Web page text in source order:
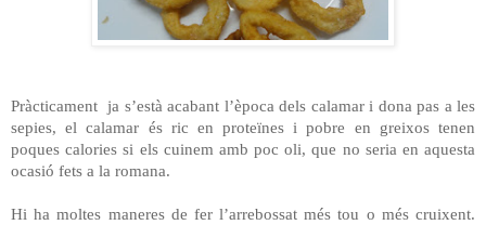
Pràcticament ja s’està acabant l’època dels calamar i dona pas a les
sepies, el calamar és ric en proteïnes i pobre en greixos tenen
poques calories si els cuinem amb poc oli, que no seria en aquesta
ocasió fets a la romana.
Hi ha moltes maneres de fer l’arrebossat més tou o més cruixent.